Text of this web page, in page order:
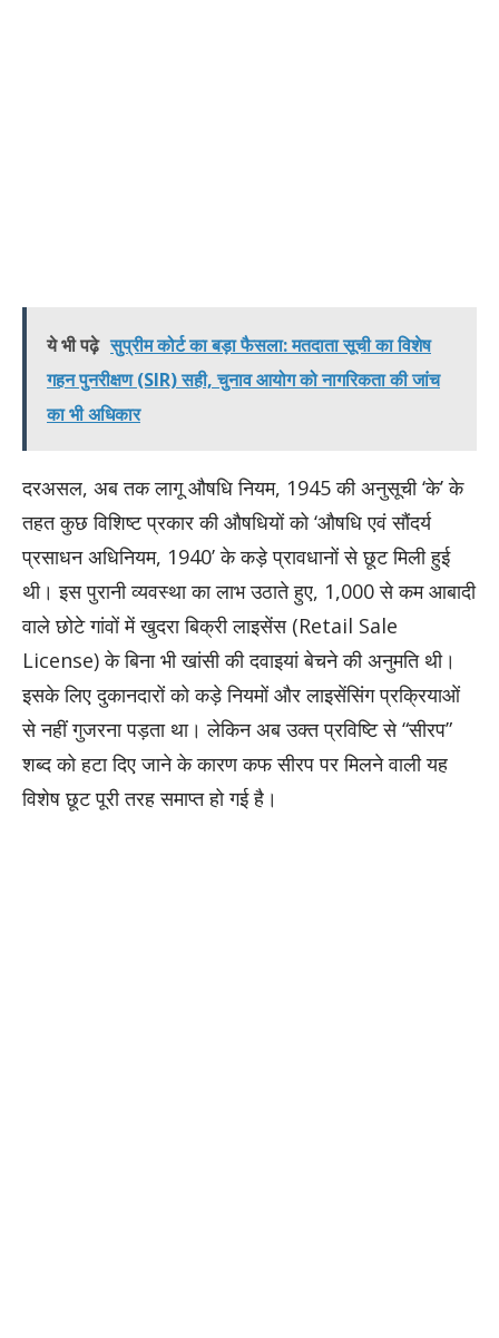
ये भी पढ़े सुप्रीम कोर्ट का बड़ा फैसला: मतदाता सूची का विशेष
गहन पुनरीक्षण (SIR) सही, चुनाव आयोग को नागरिकता की जांच
का भी अधिकार
दरअसल, अब तक लागू औषधि नियम, 1945 की अनुसूची ‘के’ के
तहत कुछ विशिष्ट प्रकार की औषधियों को ‘औषधि एवं सौंदर्य
प्रसाधन अधिनियम, 1940’ के कड़े प्रावधानों से छूट मिली हुई
थी। इस पुरानी व्यवस्था का लाभ उठाते हुए, 1,000 से कम आबादी
वाले छोटे गांवों में खुदरा बिक्री लाइसेंस (Retail Sale
License) के बिना भी खांसी की दवाइयां बेचने की अनुमति थी।
इसके लिए दुकानदारों को कड़े नियमों और लाइसेंसिंग प्रक्रियाओं
से नहीं गुजरना पड़ता था। लेकिन अब उक्त प्रविष्टि से “सीरप”
शब्द को हटा दिए जाने के कारण कफ सीरप पर मिलने वाली यह
विशेष छूट पूरी तरह समाप्त हो गई है।